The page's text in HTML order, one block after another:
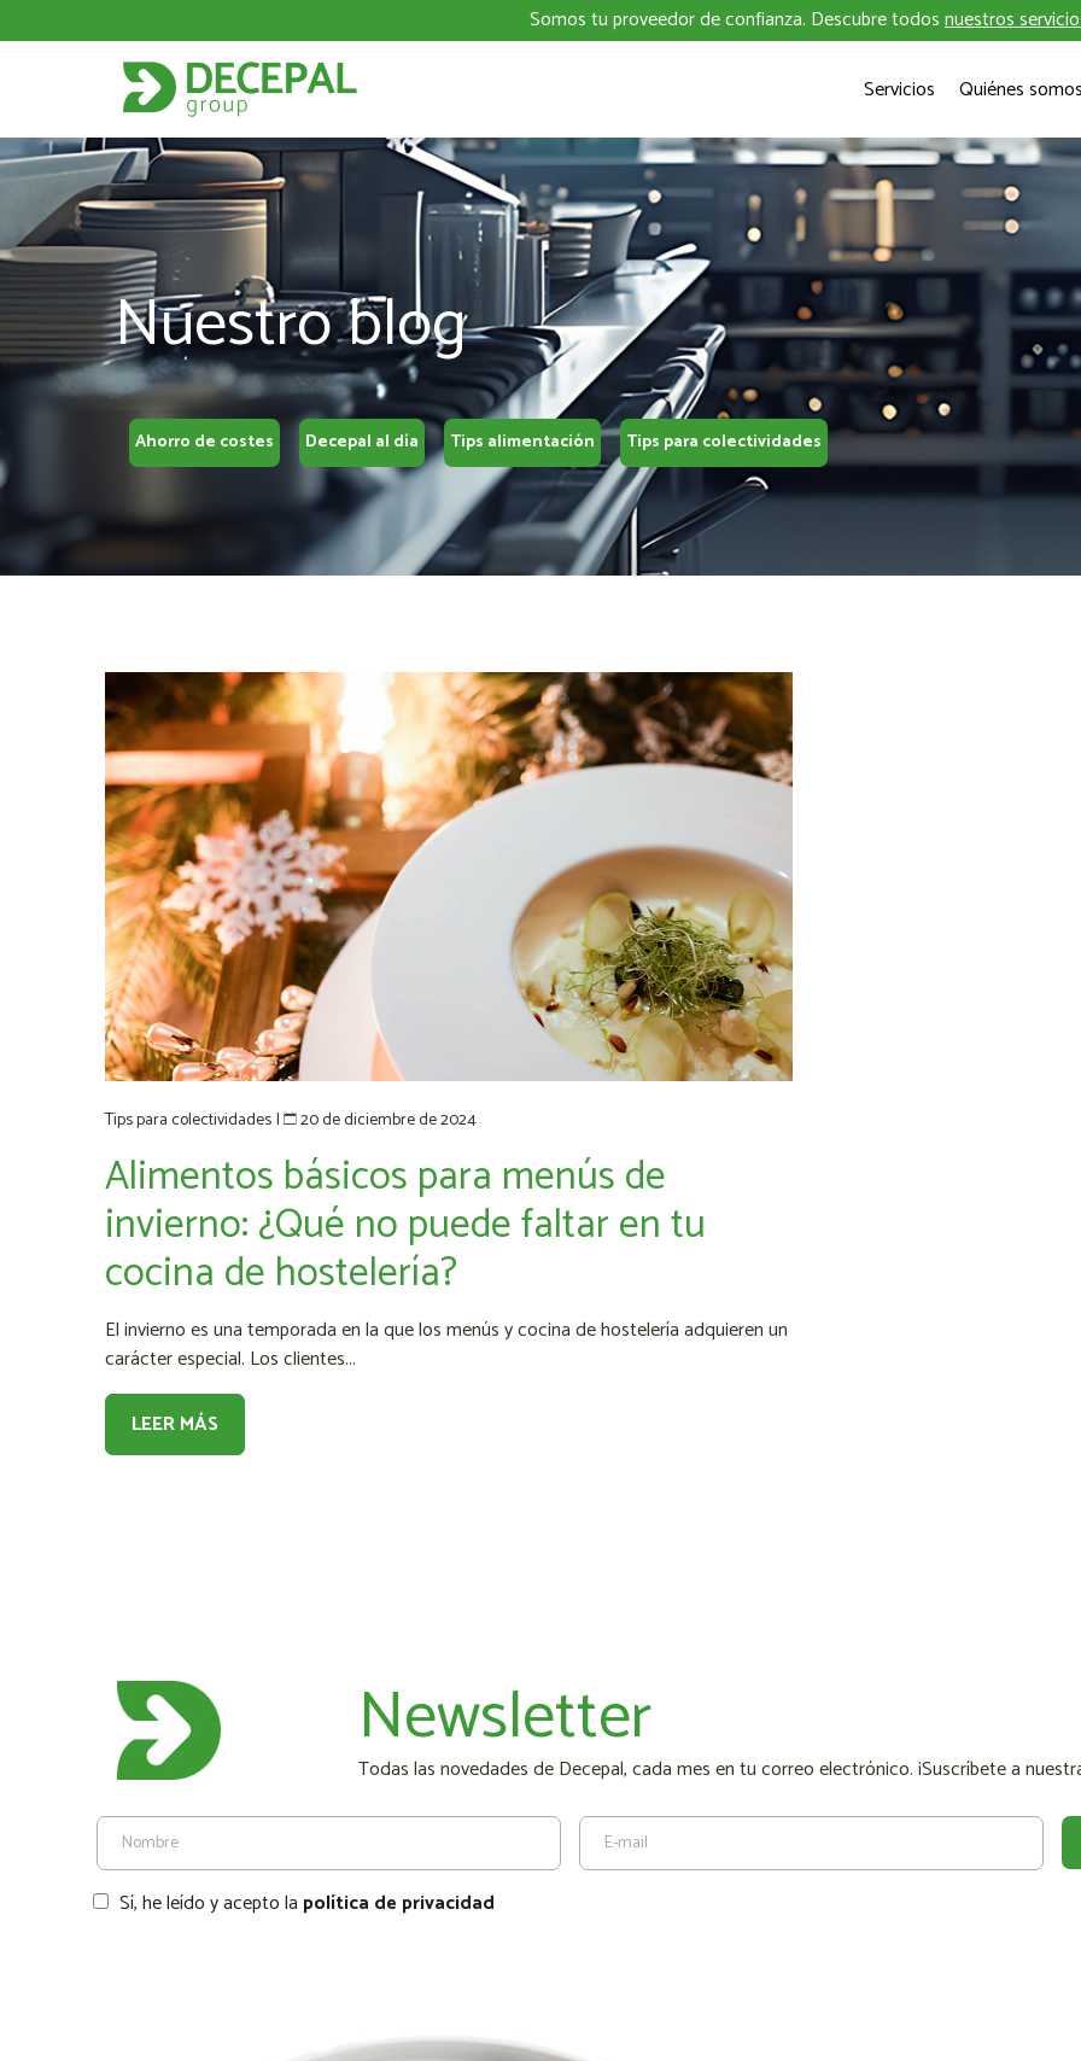
Somos tu proveedor de confianza. Descubre todosnuestros
Servicios Quiénes somos
Nuestro blog
Ahorro de costes Decepal al día Tips alimentación Tips para colectividades
Tips para colectividades| 20 de diciembre de 2024
Alimentos básicos para menús de
invierno: ¿Qué no puede faltar en tu
cocina de hostelería?
El invierno es una temporada en la que los menús y cocina de hostelería adquieren un
carácter especial. Los clientes...
LEER MÁS
Newsletter
Todas las novedades de Decepal, cada mes en tu correo electrónico. ¡Suscríbete a
Sí, he leído y acepto la política de privacidad